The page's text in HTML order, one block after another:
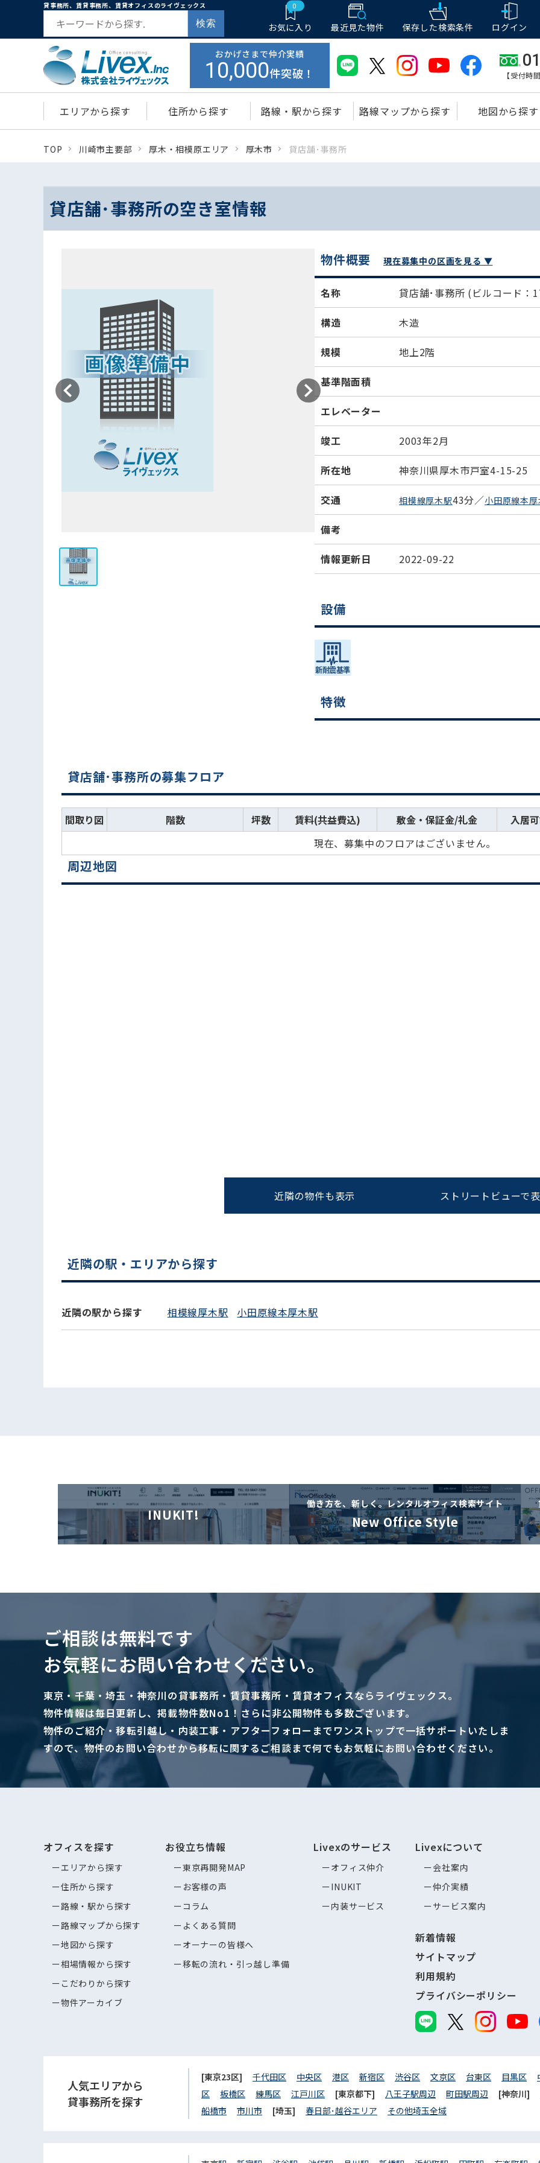
貸事務所、賃貸事務所、賃貸オフィスのライヴェックス
検索
0
お気に入り 最近見た物件 保存した検索条件 ログイン
おかげさまで仲介実績
10,000件突破！ 【受付時
エリアから探す 住所から探す 路線・駅から探す 路線マップから探す 地図から探す
TOP 川崎市主要部 厚木・相模原エリア 厚木市 貸店舗･事務所
貸店舗･事務所の空き室情報
物件概要 現在募集中の区画を見る ▼
名称 貸店舗･事務所 (ビルコード：
構造 木造
規模 地上2階
基準階面積
エレベーター
竣工 2003年2月
所在地 神奈川県厚木市戸室4-15-25
交通 相模線厚木駅43分／小田原線本厚
備考
情報更新日 2022-09-22
設備
特徴
貸店舗･事務所の募集フロア
間取り図 階数 坪数 賃料(共益費込) 敷金・保証金/礼金 入居
現在、募集中のフロアはございません。
0120-620-213
平日 9:00〜18:00
周辺地図
近隣の物件も表示 ストリートビューで
近隣の駅・エリアから探す
近隣の駅から探す 相模線厚木駅 小田原線本厚木駅
INUKIT!
働き方を、新しく。レンタルオフィス検索サイト
New Office Style
ご相談は無料です
お気軽にお問い合わせください。
東京・千葉・埼玉・神奈川の貸事務所・賃貸事務所・賃貸オフィスならライヴェックス。
物件情報は毎日更新し、掲載物件数No1！さらに非公開物件も多数ございます。
物件のご紹介・移転引越し・内装工事・アフターフォローまでワンストップで一括サポートいたしま
すので、物件のお問い合わせから移転に関するご相談まで何でもお気軽にお問い合わせください。
オフィスを探す
エリアから探す
住所から探す
路線・駅から探す
路線マップから探す
地図から探す
相場情報から探す
こだわりから探す
物件アーカイブ
お役立ち情報
東京再開発MAP
お客様の声
コラム
よくある質問
オーナーの皆様へ
移転の流れ・引っ越し準備
Livexのサービス
オフィス仲介
INUKIT
内装サービス
Livexについて
会社案内
仲介実績
サービス案内
新着情報
サイトマップ
利用規約
プライバシーポリシー
人気エリアから
貸事務所を探す
[東京23区] 千代田区 中央区 港区 新宿区 渋谷区 文京区 台東区 目黒区
区
板橋区 練馬区 江戸川区 [東京都下] 八王子駅周辺 町田駅周辺 [神奈川]
船橋市
市川市 [埼玉] 春日部･越谷エリア その他埼玉全域